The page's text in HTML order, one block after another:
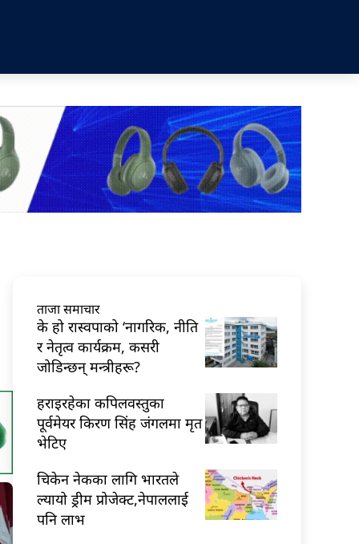
ताजा समाचार
के हो रास्वपाको ‘नागरिक, नीति
र नेतृत्व कार्यक्रम, कसरी
जोडिन्छन् मन्त्रीहरू?
हराइरहेका कपिलवस्तुका
पूर्वमेयर किरण सिंह जंगलमा मृत
भेटिए
चिकेन नेकका लागि भारतले
ल्यायो ड्रीम प्रोजेक्ट,नेपाललाई
पनि लाभ